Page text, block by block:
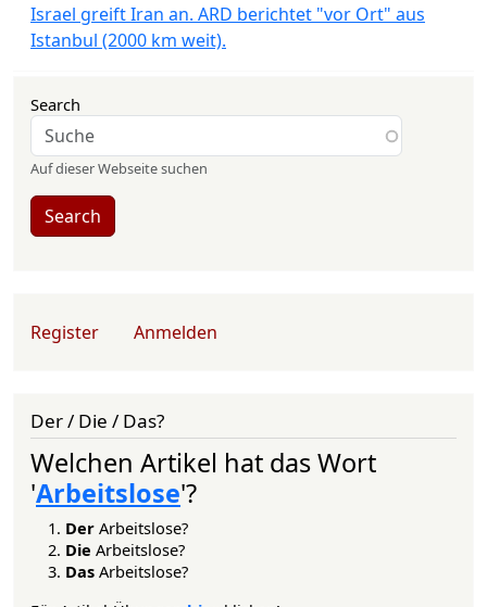
Israel greift Iran an. ARD berichtet "vor Ort" aus
Istanbul (2000 km weit).
Search
Auf dieser Webseite suchen
Search
Register Anmelden
Der / Die / Das?
Welchen Artikel hat das Wort
'Arbeitslose'?
Der Arbeitslose?
Die Arbeitslose?
Das Arbeitslose?